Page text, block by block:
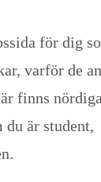
för dig
varför de
finns
är student,